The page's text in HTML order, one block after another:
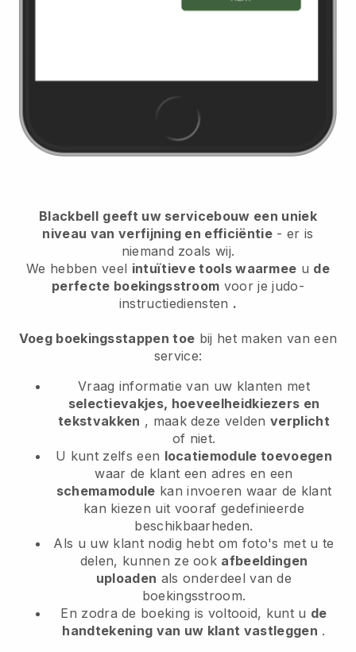
Blackbell geeft uw servicebouw een uniek
niveau van verfijning en efficiëntie- er is
niemand zoals wij.
We hebben veel intuïtieve tools waarmee u de
perfecte boekingsstroom voor je judo-
instructiediensten .
Voeg boekingsstappen toe bij het maken van een
service:
Vraag informatie van uw klanten met
selectievakjes, hoeveelheidkiezers en
tekstvakken , maak deze veldenverplicht
of niet.
U kunt zelfs een locatiemodule toevoegen
waar de klant een adres en een
schemamodule kan invoeren waar de klant
kan kiezen uit vooraf gedefinieerde
beschikbaarheden.
Als u uw klant nodig hebt om foto's met u te
delen, kunnen ze ook afbeeldingen
uploaden als onderdeel van de
boekingsstroom.
En zodra de boeking is voltooid, kunt u de
handtekening van uw klant vastleggen .